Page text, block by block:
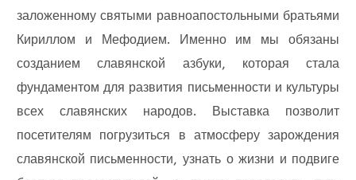
заложенному святыми равноапостольными братьями
Кириллом и Мефодием. Именно им мы обязаны
созданием славянской азбуки, которая стала
фундаментом для развития письменности и культуры
всех славянских народов. Выставка позволит
посетителям погрузиться в атмосферу зарождения
славянской письменности, узнать о жизни и подвиге